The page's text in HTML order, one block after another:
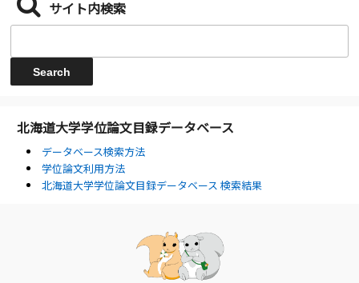
サイト内検索
北海道大学学位論文目録データベース
データベース検索方法
学位論文利用方法
北海道大学学位論文目録データベース 検索結果